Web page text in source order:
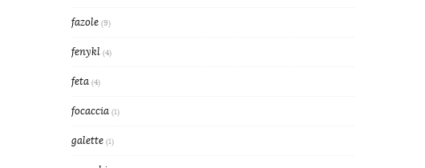
fazole (9)
fenykl (4)
feta (4)
focaccia (1)
galette (1)